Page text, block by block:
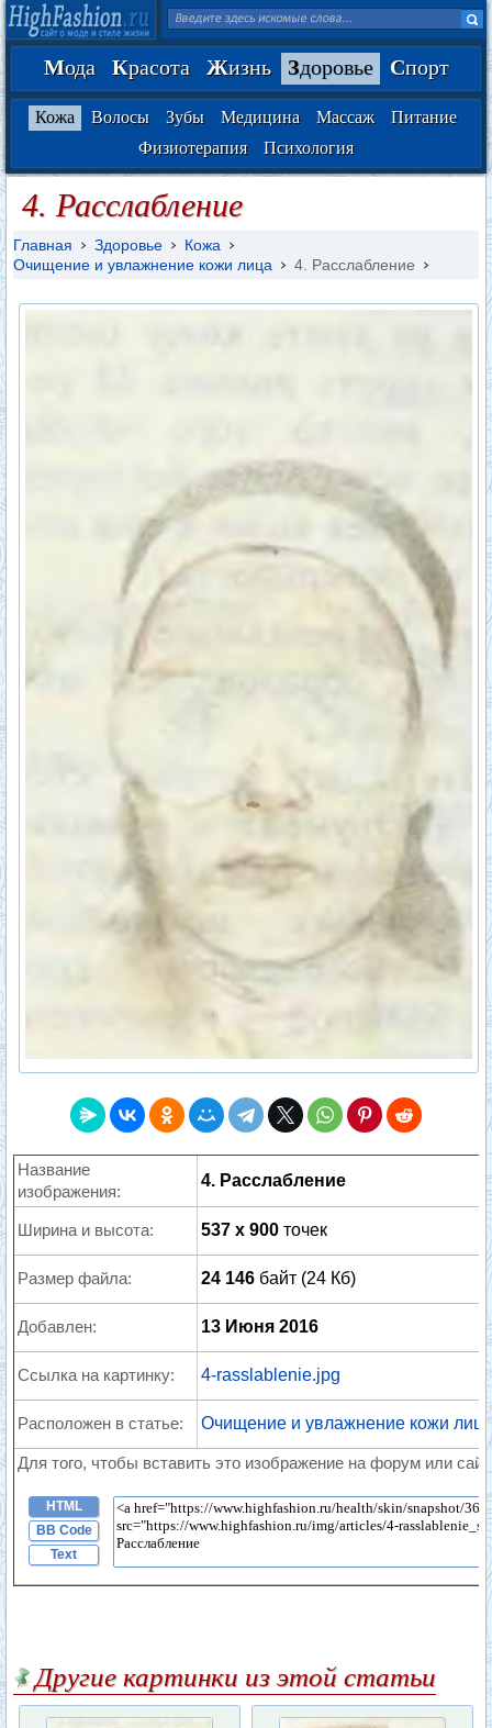
Мода Красота Жизнь Здоровье Спорт
Кожа Волосы Зубы Медицина Массаж
Питание
Физиотерапия
Психология
4. Расслабление
Главная Здоровье
Кожа
Очищение и увлажнение кожи лица
4. Расслабление
Название
изображения:
4. Расслабление
Ширина и высота: 537 x 900 точек
Размер файла: 24 146 байт (24 Кб)
Добавлен: 13 Июня 2016
Ссылка на картинку: 4-rasslablenie.jpg
Расположен в статье: Очищение и увлажнение кожи лица
Для того, чтобы вставить это изображение на форум или
HTML
BB Code
Text
Другие картинки из этой статьи